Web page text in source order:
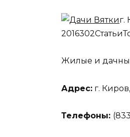
г.
2016302Статьи
Жилые и
Адрес: г.
Телефоны: